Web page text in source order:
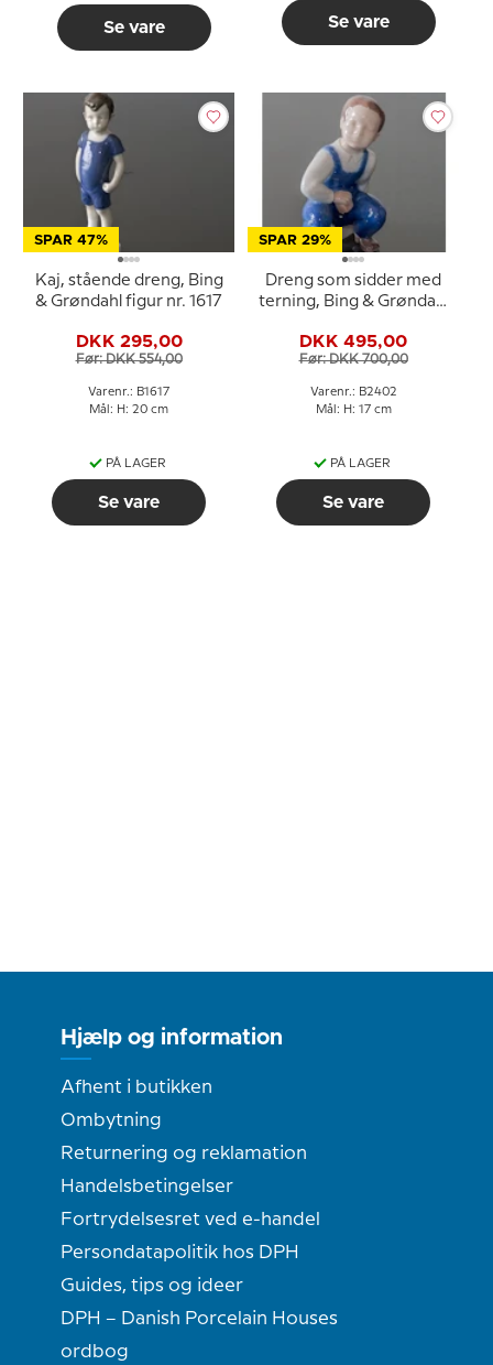
Se vare Se vare
SPAR 47%
Kaj, stående dreng, Bing
& Grøndahl figur nr. 1617
DKK 295,00
Før: DKK 554,00
Varenr.: B1617
Mål: H: 20 cm
PÅ LAGER
Se vare
SPAR 29%
Dreng som sidder med
terning, Bing & Grøndahl
DKK 495,00
Før: DKK 700,00
Varenr.: B2402
Mål: H: 17 cm
PÅ LAGER
Se vare
Hjælp og information
Afhent i butikken
Ombytning
Returnering og reklamation
Handelsbetingelser
Fortrydelsesret ved e-handel
Persondatapolitik hos DPH
Guides, tips og ideer
DPH – Danish Porcelain Houses
ordbog